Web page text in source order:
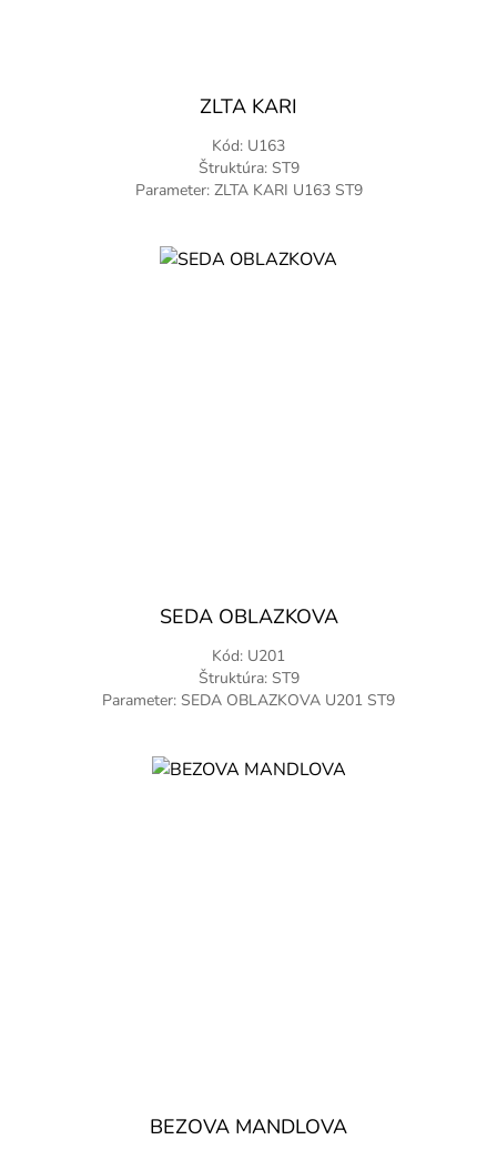
ZLTA KARI
Kód: U163
Štruktúra: ST9
Parameter: ZLTA KARI U163 ST9
SEDA OBLAZKOVA
Kód: U201
Štruktúra: ST9
Parameter: SEDA OBLAZKOVA U201 ST9
BEZOVA MANDLOVA